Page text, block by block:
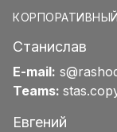
Станислав
E-mail:
Teams:
Евгений